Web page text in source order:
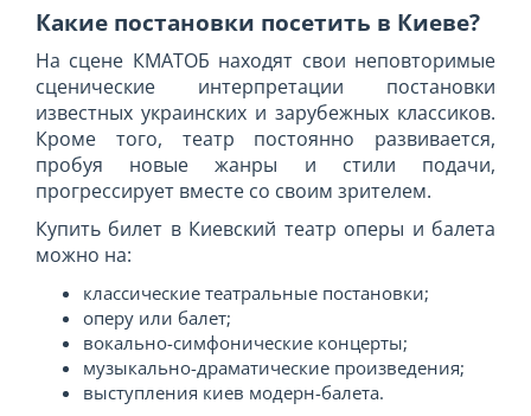
Какие постановки посетить в Киеве?
На сцене КМАТОБ находят свои неповторимые
сценические интерпретации постановки
известных украинских и зарубежных классиков.
Кроме того, театр постоянно развивается,
пробуя новые жанры и стили подачи,
прогрессирует вместе со своим зрителем.
Купить билет в Киевский театр оперы и балета
можно на:
классические театральные постановки;
оперу или балет;
вокально-симфонические концерты;
музыкально-драматические произведения;
выступления киев модерн-балета.